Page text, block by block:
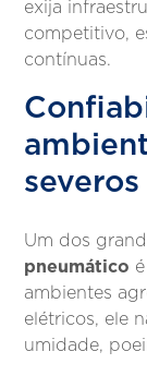
exija
competitivo,
contínuas.
severos
Um dos
pneumático
ambientes
elétricos, ele
umidade,